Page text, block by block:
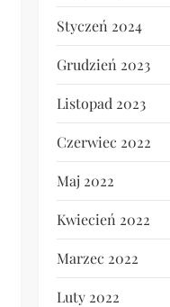
Styczeń 2024
Grudzień 2023
Listopad 2023
Czerwiec 2022
Maj 2022
Kwiecień 2022
Marzec 2022
Luty 2022